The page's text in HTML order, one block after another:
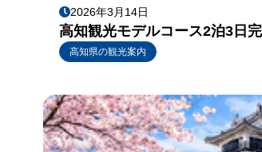
2026年3月14日
高知観光モデルコース2泊3日
高知県の観光案内